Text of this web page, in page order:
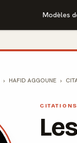
Modèles
HAFID AGGOUNE